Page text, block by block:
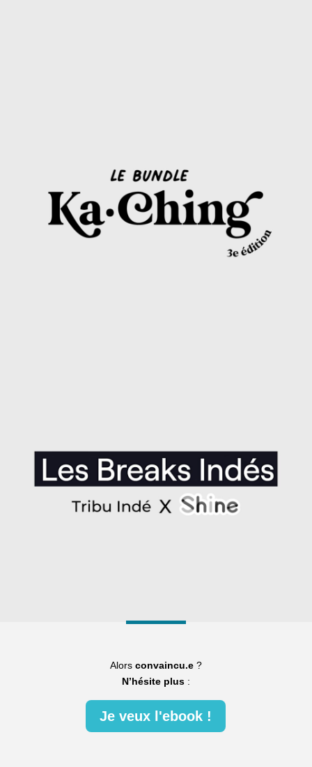
Alors convaincu.e?
N’hésite plus:
Je veux l'ebook !